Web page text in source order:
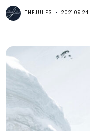
THEJULES 2021.09.24.